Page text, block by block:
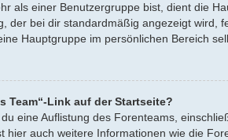
als einer Benutzergruppe bist, dient die
der bei dir standardmäßig angezeigt wird,
Hauptgruppe im persönlichen Bereich
Team“-Link auf der Startseite?
eine Auflistung des Forenteams,
hier auch weitere Informationen wie die